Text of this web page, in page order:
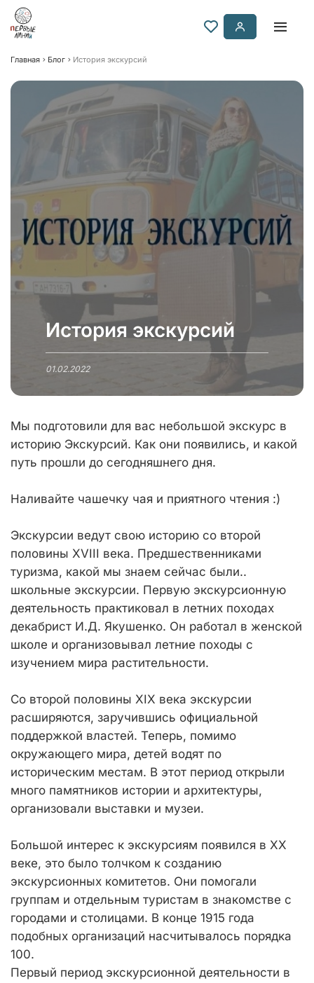
Главная Блог История экскурсий
История экскурсий
01.02.2022
Мы подготовили для вас небольшой экскурс в
историю Экскурсий. Как они появились, и какой
путь прошли до сегодняшнего дня.
Наливайте чашечку чая и приятного чтения :)
Экскурсии ведут свою историю со второй
половины XVIII века. Предшественниками
туризма, какой мы знаем сейчас были..
школьные экскурсии. Первую экскурсионную
деятельность практиковал в летних походах
декабрист И.Д. Якушенко. Он работал в женской
школе и организовывал летние походы с
изучением мира растительности.
Со второй половины XIX века экскурсии
расширяются, заручившись официальной
поддержкой властей. Теперь, помимо
окружающего мира, детей водят по
историческим местам. В этот период открыли
много памятников истории и архитектуры,
организовали выставки и музеи.
Большой интерес к экскурсиям появился в XX
веке, это было толчком к созданию
экскурсионных комитетов. Они помогали
группам и отдельным туристам в знакомстве с
городами и столицами. В конце 1915 года
подобных организаций насчитывалось порядка
100.
Первый период экскурсионной деятельности в